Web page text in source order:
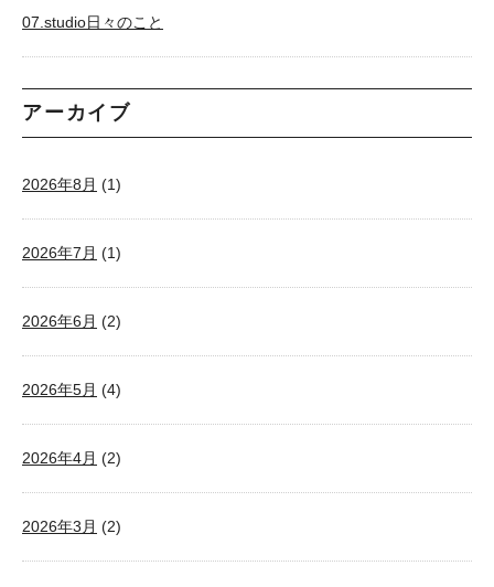
07.studio日々のこと
アーカイブ
2026年8月 (1)
2026年7月 (1)
2026年6月 (2)
2026年5月 (4)
2026年4月 (2)
2026年3月 (2)